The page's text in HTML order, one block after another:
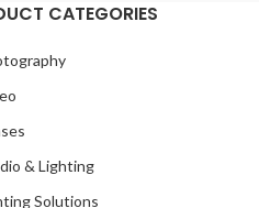
CATEGORIES
& Lighting
Solutions